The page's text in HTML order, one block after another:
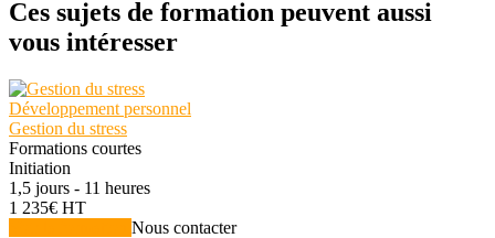
Ces sujets de formation peuvent aussi
vous intéresser
Développement personnel
Gestion du stress
Formations courtes
Initiation
1,5 jours - 11 heures
1 235€ HT
Nous contacter